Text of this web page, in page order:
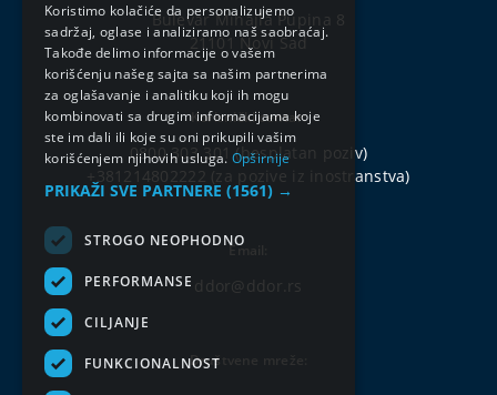
Bulevar Mihajla Pupina 8
21101 Novi Sad
Korisnički centar:
0800 303 301 (besplatan poziv)
+381214802222 (za pozive iz inostranstva)
Email:
ddor@ddor.rs
Društvene mreže:
Koristimo kolačiće da personalizujemo
sadržaj, oglase i analiziramo naš saobraćaj.
Takođe delimo informacije o vašem
korišćenju našeg sajta sa našim partnerima
za oglašavanje i analitiku koji ih mogu
kombinovati sa drugim informacijama koje
ste im dali ili koje su oni prikupili vašim
korišćenjem njihovih usluga. Opširnije
PRIKAŽI SVE PARTNERE (1561) →
STROGO NEOPHODNO
PERFORMANSE
CILJANJE
FUNKCIONALNOST